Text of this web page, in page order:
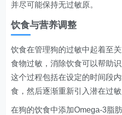
并尽可能保持无过敏原。
饮食与营养调整
饮食在管理狗的过敏中起着至
食物过敏，消除饮食可以帮助
这个过程包括在设定的时间段
食，然后逐渐重新引入潜在过敏
在狗的饮食中添加Omega-3脂